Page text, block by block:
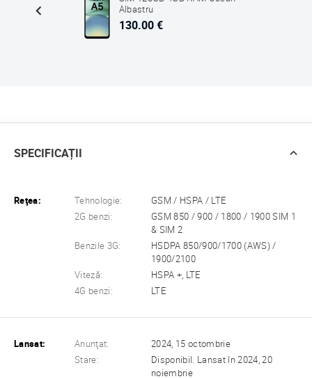
Albastru
130.00 €
SPECIFICAȚII
Reţea: Tehnologie:
GSM / HSPA / LTE
2G benzi:
GSM 850 / 900 / 1800 / 1900 SIM 1
& SIM 2
Benzile 3G:
HSDPA 850/900/1700 (AWS) /
1900/2100
Viteză:
HSPA +, LTE
4G benzi:
LTE
Lansat: Anunţat:
2024, 15 octombrie
Stare:
Disponibil. Lansat în 2024, 20
noiembrie